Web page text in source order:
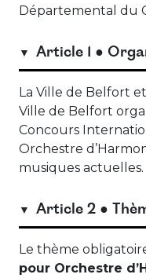
Départemental du
Article 1 ●
La Ville de Belfort
Ville de Belfort
Concours
Orchestre
musiques actuelles.
Article 2 ●
Le thème
pour Orchestre